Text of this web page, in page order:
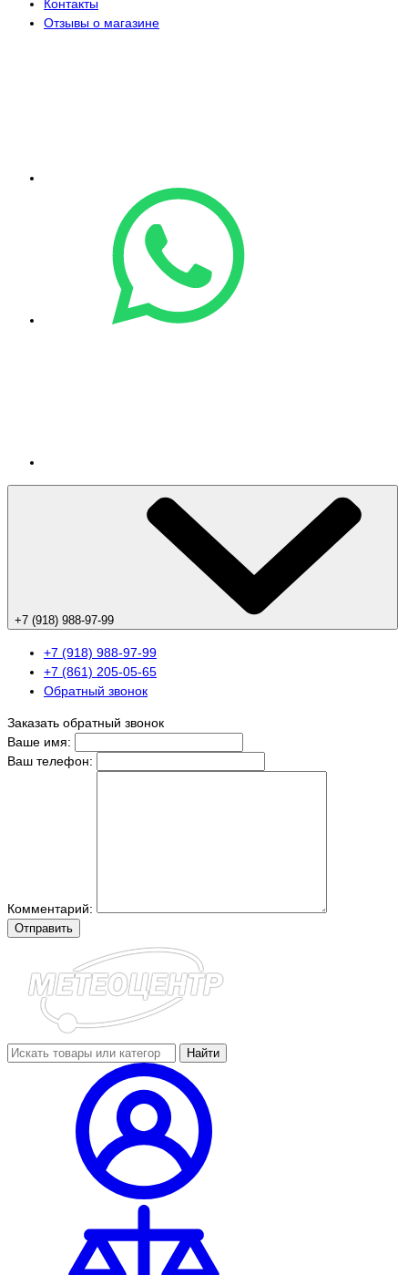
Контакты
Отзывы о магазине
+7 (918) 988-97-99
+7 (918) 988-97-99
+7 (861) 205-05-65
Обратный звонок
Заказать обратный звонок
Ваше имя:
Ваш телефон:
Комментарий:
Отправить
Найти